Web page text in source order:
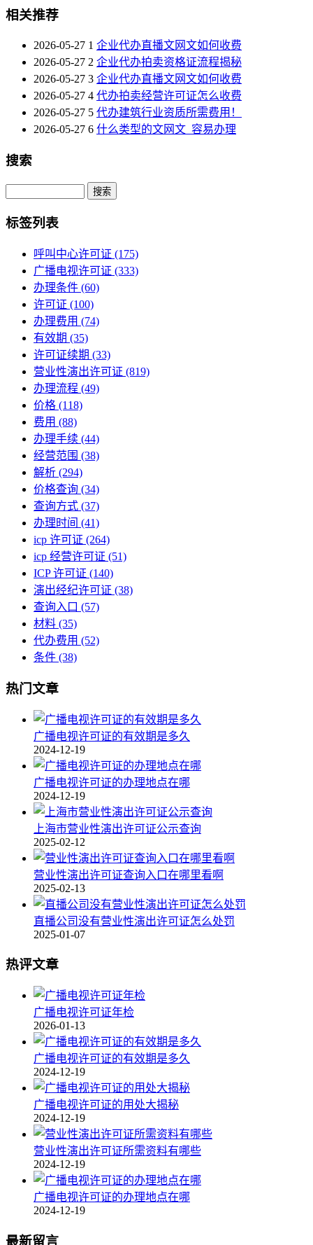
相关推荐
2026-05-27 1 企业代办直播文网文如何收费
2026-05-27 2 企业代办拍卖资格证流程揭秘
2026-05-27 3 企业代办直播文网文如何收费
2026-05-27 4 代办拍卖经营许可证怎么收费
2026-05-27 5 代办建筑行业资质所需费用！
2026-05-27 6 什么类型的文网文_容易办理
搜索
Search
标签列表
呼叫中心许可证 (175)
广播电视许可证 (333)
办理条件 (60)
许可证 (100)
办理费用 (74)
有效期 (35)
许可证续期 (33)
营业性演出许可证 (819)
办理流程 (49)
价格 (118)
费用 (88)
办理手续 (44)
经营范围 (38)
解析 (294)
价格查询 (34)
查询方式 (37)
办理时间 (41)
icp 许可证 (264)
icp 经营许可证 (51)
ICP 许可证 (140)
演出经纪许可证 (38)
查询入口 (57)
材料 (35)
代办费用 (52)
条件 (38)
热门文章
广播电视许可证的有效期是多久
2024-12-19
广播电视许可证的办理地点在哪
2024-12-19
上海市营业性演出许可证公示查询
2025-02-12
营业性演出许可证查询入口在哪里看啊
2025-02-13
直播公司没有营业性演出许可证怎么处罚
2025-01-07
热评文章
广播电视许可证年检
2026-01-13
广播电视许可证的有效期是多久
2024-12-19
广播电视许可证的用处大揭秘
2024-12-19
营业性演出许可证所需资料有哪些
2024-12-19
广播电视许可证的办理地点在哪
2024-12-19
最新留言